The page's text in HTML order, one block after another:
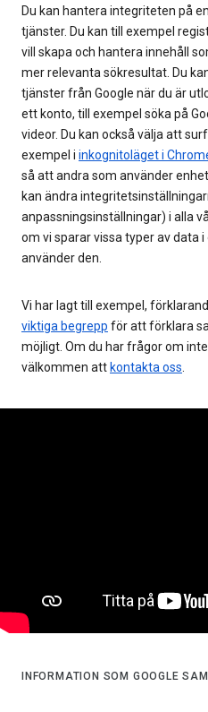
Du kan hantera integriteten på
tjänster. Du kan till exempel
vill skapa och hantera innehåll
mer relevanta sökresultat. Du
tjänster från Google när du är
ett konto, till exempel söka på
videor. Du kan också välja att
exempel i inkognitoläget i
så att andra som använder
kan ändra
anpassningsinställningar) i alla
om vi sparar vissa typer av data
använder den.
Vi har lagt till exempel,
viktiga begrepp för att förklara
möjligt. Om du har frågor om
välkommen att kontakta oss
INFORMATION SOM GOOGLE